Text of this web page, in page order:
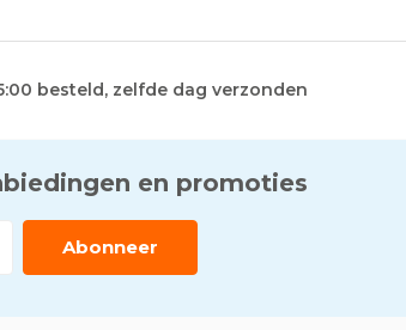
besteld, zelfde dag verzonden
en promoties
Abonneer